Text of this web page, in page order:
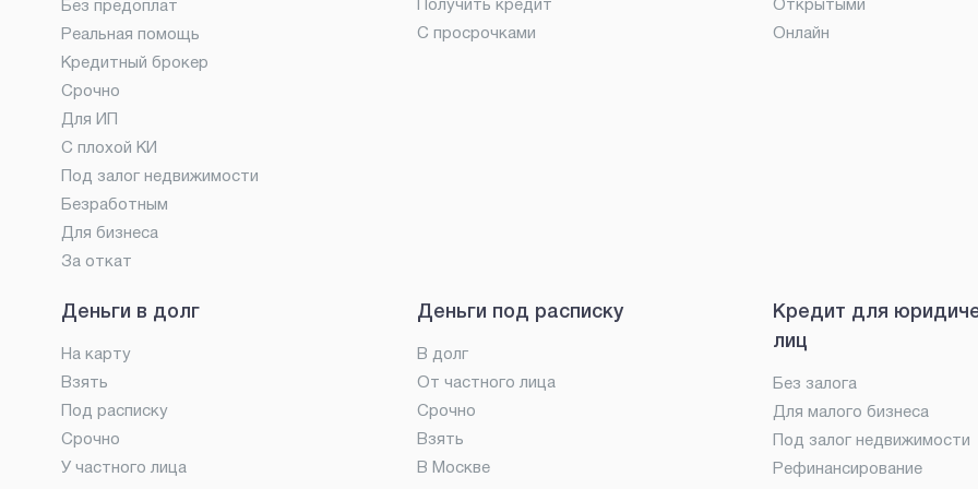
Без предоплат
Реальная помощь
Кредитный брокер
Срочно
Для ИП
С плохой КИ
Под залог недвижимости
Безработным
Для бизнеса
За откат
Получить кредит
С просрочками
Открытыми
Онлайн
Деньги в долг
На карту
Взять
Под расписку
Срочно
У частного лица
Деньги под расписку
В долг
От частного лица
Срочно
Взять
В Москве
Кредит для
лиц
Без залога
Для малого бизнеса
Под залог недвижимости
Рефинансирование